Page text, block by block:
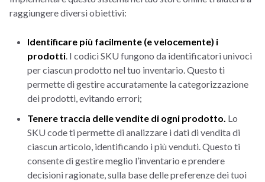
raggiungere diversi obiettivi:
Identificare più facilmente (e velocemente) i
prodotti . I codici SKU fungono da identificatori univoci
per ciascun prodotto nel tuo inventario. Questo ti
permette di gestire accuratamente la categorizzazione
dei prodotti, evitando errori;
Tenere traccia delle vendite di ogni prodotto. Lo
SKU code ti permette di analizzare i dati di vendita di
ciascun articolo, identificando i più venduti. Questo ti
consente di gestire meglio l’inventario e prendere
decisioni ragionate, sulla base delle preferenze dei tuoi